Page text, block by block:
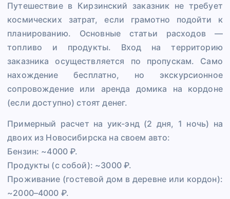
Путешествие в Кирзинский заказник не требует
космических затрат, если грамотно подойти к
планированию. Основные статьи расходов —
топливо и продукты. Вход на территорию
заказника осуществляется по пропускам. Само
нахождение бесплатно, но экскурсионное
сопровождение или аренда домика на кордоне
(если доступно) стоят денег.
Примерный расчет на уик-энд (2 дня, 1 ночь) на
двоих из Новосибирска на своем авто:
Бензин: ~4000 ₽.
Продукты (с собой): ~3000 ₽.
Проживание (гостевой дом в деревне или кордон):
~2000–4000 ₽.